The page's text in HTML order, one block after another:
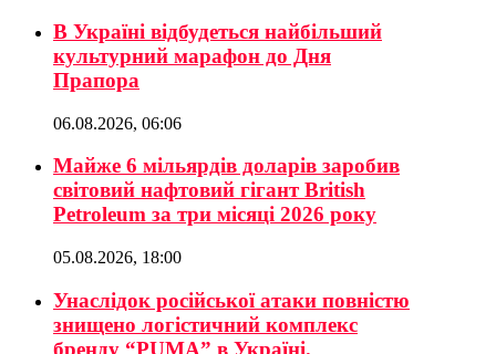
В Україні відбудеться найбільший
культурний марафон до Дня
Прапора
06.08.2026, 06:06
Майже 6 мільярдів доларів заробив
світовий нафтовий гігант British
Petroleum за три місяці 2026 року
05.08.2026, 18:00
Унаслідок російської атаки повністю
знищено логістичний комплекс
бренду “PUMA” в Україні.